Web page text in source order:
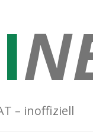
– inoffiziell